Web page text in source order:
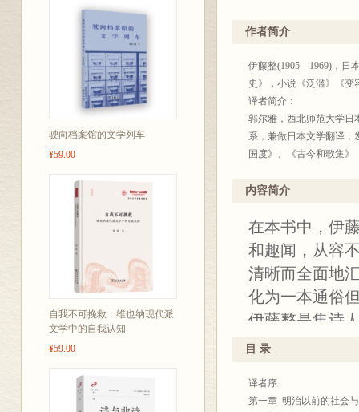
驶向档案馆的文学列车
¥59.00
自我不可挽救：维也纳现代派
文学中的自我认知
¥59.00
日本知名文学
伊藤整是集诗
有煌煌18卷的
伊藤整以大众
其强大的近代
作者简介
伊藤整(1905—1969)，日
史》，小说《泛滥》《变
译者简介：
郭尔雅，西北师范大学日
系，兼做日本文学翻译，
国度》、《古今和歌集
内容简介
在本书中，伊
和趣闻，从容
清晰而全面地
化为一本通俗
伊藤整是集诗
书是他的文学
目 录
译者序
第一章 明治以前的社会